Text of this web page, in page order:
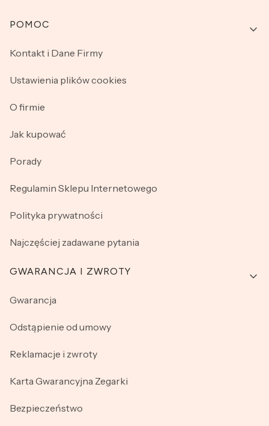
Linki w stopce
POMOC
Kontakt i Dane Firmy
Ustawienia plików cookies
O firmie
Jak kupować
Porady
Regulamin Sklepu Internetowego
Polityka prywatności
Najczęściej zadawane pytania
GWARANCJA I ZWROTY
Gwarancja
Odstąpienie od umowy
Reklamacje i zwroty
Karta Gwarancyjna Zegarki
Bezpieczeństwo